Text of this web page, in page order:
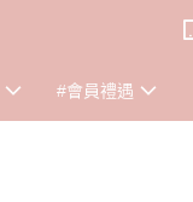
#會員禮遇